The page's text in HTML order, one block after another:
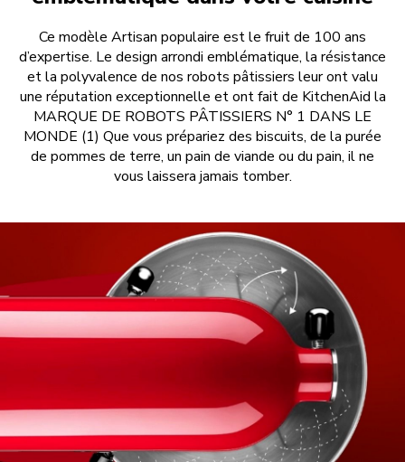
Ce modèle Artisan populaire est le fruit de 100 ans
d’expertise. Le design arrondi emblématique, la résistance
et la polyvalence de nos robots pâtissiers leur ont valu
une réputation exceptionnelle et ont fait de KitchenAid la
MARQUE DE ROBOTS PÂTISSIERS N° 1 DANS LE
MONDE (1) Que vous prépariez des biscuits, de la purée
de pommes de terre, un pain de viande ou du pain, il ne
vous laissera jamais tomber.